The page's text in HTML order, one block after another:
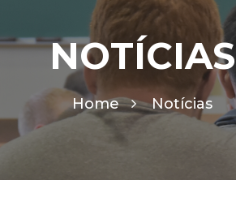
NOTÍCIAS
Home Notícias